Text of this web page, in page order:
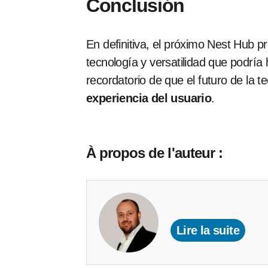
Conclusión
En definitiva, el próximo Nest Hub
tecnología y versatilidad que podría
recordatorio de que el futuro de la
experiencia del usuario.
À propos de l'auteur :
Lire la suite